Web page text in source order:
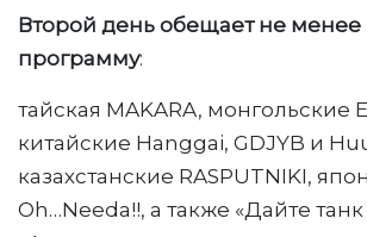
Второй день обещает не
программу:
тайская MAKARA, монгольские
китайские Hanggai, GDJYB и
казахстанские RASPUTNIKI,
Oh…Needa!!, а также «Дайте танк